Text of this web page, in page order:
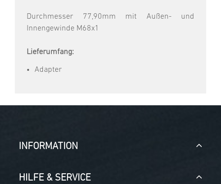
Durchmesser 77,90mm mit Außen- und
Innengewinde M68x1
Lieferumfang:
Adapter
INFORMATION
HILFE & SERVICE